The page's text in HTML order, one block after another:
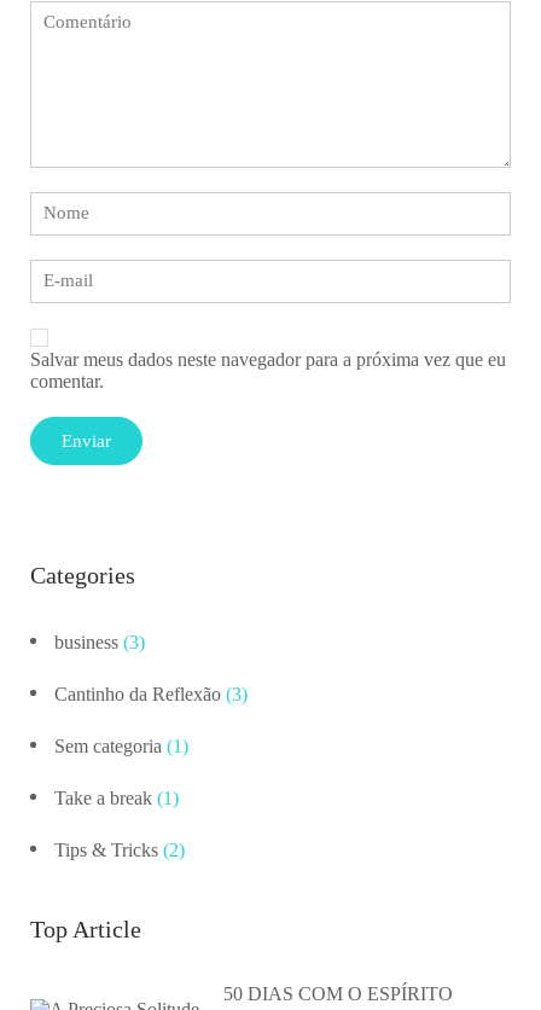
Salvar meus dados neste navegador para a próxima vez que eu
comentar.
Categories
business (3)
Cantinho da Reflexão (3)
Sem categoria (1)
Take a break (1)
Tips & Tricks (2)
Top Article
50 DIAS COM O ESPÍRITO